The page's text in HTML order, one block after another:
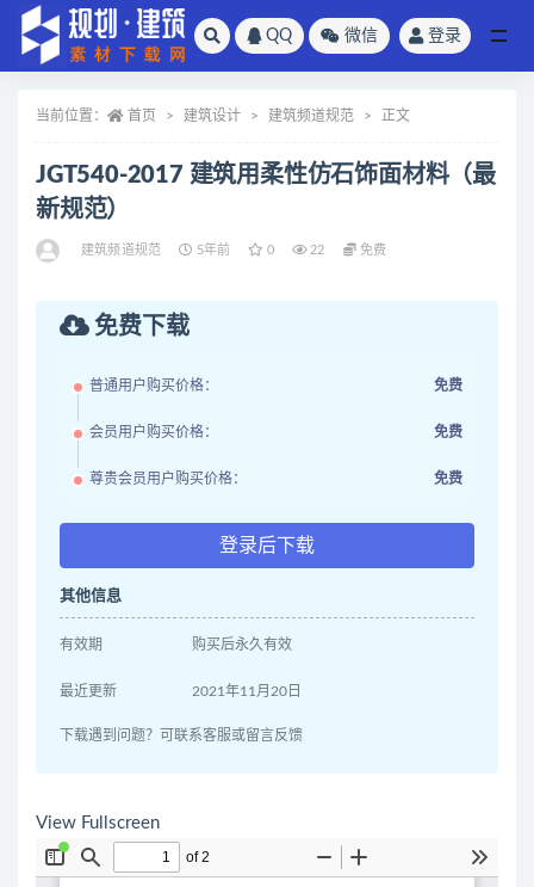
QQ 微信 登录
当前位置： 首页 建筑设计 建筑频道规范 正文
JGT540-2017 建筑用柔性仿石饰面材料（最
新规范）
建筑频道规范 5年前 0 22 免费
免费下载
普通用户购买价格： 免费
会员用户购买价格： 免费
尊贵会员用户购买价格： 免费
登录后下载
其他信息
有效期 购买后永久有效
最近更新 2021年11月20日
下载遇到问题？可联系客服或留言反馈
View Fullscreen
全部